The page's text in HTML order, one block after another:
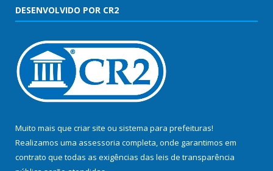
DESENVOLVIDO POR CR2
Muito mais que criar site ou sistema para prefeituras!
Realizamos uma assessoria completa, onde garantimos em
contrato que todas as exigências das leis de transparência